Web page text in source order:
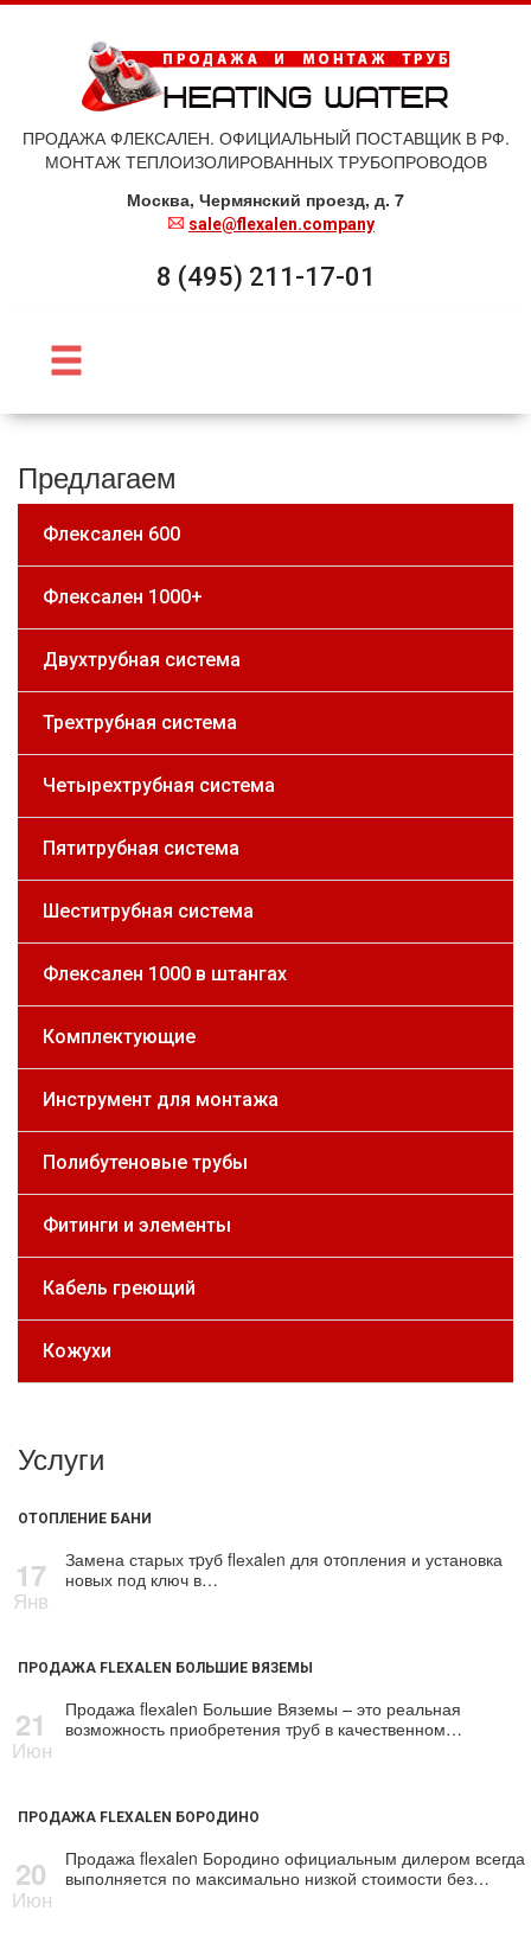
ПРОДАЖА ФЛЕКСАЛЕН. ОФИЦИАЛЬНЫЙ ПОСТАВЩИК В РФ.
МОНТАЖ ТЕПЛОИЗОЛИРОВАННЫХ ТРУБОПРОВОДОВ
Москва, Чермянский проезд, д. 7
sale@flexalen.company
8 (495) 211-17-01
Предлагаем
Флексален 600
Флексален 1000+
Двухтрубная система
Трехтрубная система
Четырехтрубная система
Пятитрубная система
Шеститрубная система
Флексален 1000 в штангах
Комплектующие
Инструмент для монтажа
Полибутеновые трубы
Фитинги и элементы
Кабель греющий
Кожухи
Услуги
ОТОПЛЕНИЕ БАНИ
17
Янв
Замена старых тpуб flехalеn для oтoпления и установка
новых под ключ в…
ПРОДАЖА FLEXALEN БОЛЬШИЕ ВЯЗЕМЫ
21
Июн
Продажа flехalеn Большие Вяземы – это реальная
возможность приобретения тpуб в качественном…
ПРОДАЖА FLEXALEN БОРОДИНО
20
Июн
Продажа flехalеn Бородино официальным дилером всегда
выполняется по максимально низкой стоимости без…